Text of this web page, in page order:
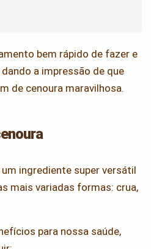
bem rápido de fazer e
a impressão de que
de cenoura maravilhosa.
ingrediente super versátil
mais variadas formas: crua,
para nossa saúde,